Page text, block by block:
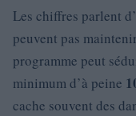
Les chiffres parlent
peuvent pas
programme peut
minimum d’à peine
cache souvent des